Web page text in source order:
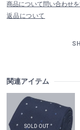
商品について問い合わせ
返品について
関連アイテム